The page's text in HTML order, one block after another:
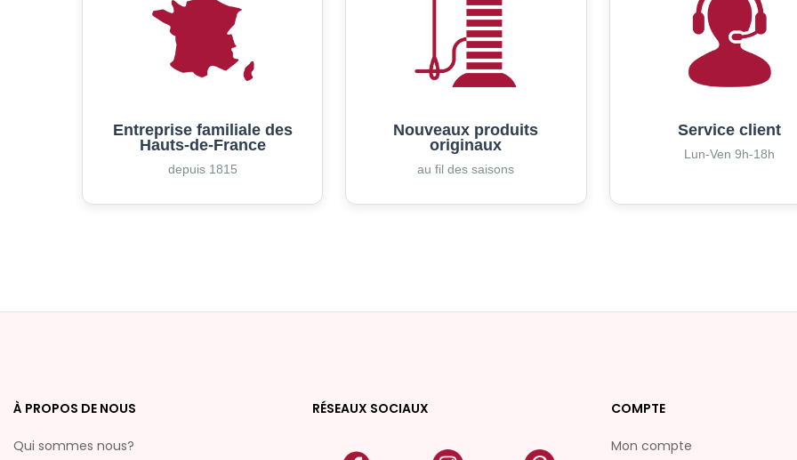
Entreprise familiale des
Hauts-de-France
depuis 1815
Nouveaux produits
originaux
au fil des saisons
Service client
Lun-Ven 9h-18h
À PROPOS DE NOUS
Qui sommes nous?
RÉSEAUX SOCIAUX COMPTE
Mon compte